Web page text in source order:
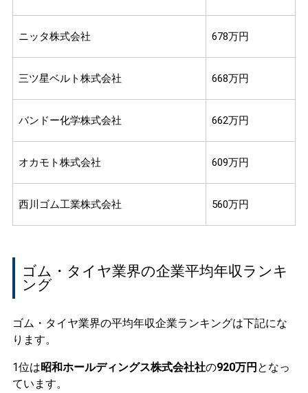
ニッタ株式会社 678万円
三ツ星ベルト株式会社 668万円
バンドー化学株式会社 662万円
オカモト株式会社 609万円
西川ゴム工業株式会社 560万円
ゴム・タイヤ業界の企業平均年収ランキ
ング
ゴム・タイヤ業界の平均年収企業ランキングは下記にな
ります。
1位は昭和ホールディングス株式会社社の920万円 となっ
ています。